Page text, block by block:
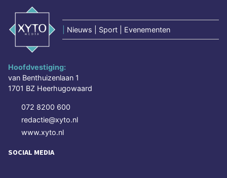
Nieuws | Sport | Evenementen
Hoofdvestiging:
van Benthuizenlaan 1
1701 BZ Heerhugowaard
072 8200 600
redactie@xyto.nl
www.xyto.nl
SOCIAL MEDIA